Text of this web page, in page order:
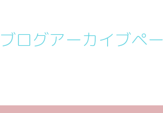
ブログアーカイブペ